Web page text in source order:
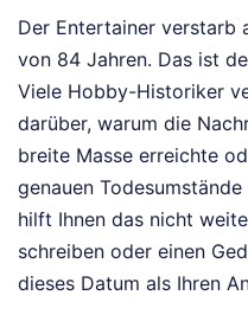
Der Entertainer verstarb
von 84 Jahren. Das ist
Viele Hobby-Historiker
darüber, warum die
breite Masse erreichte
genauen
hilft Ihnen das nicht
schreiben oder einen
dieses Datum als Ihren